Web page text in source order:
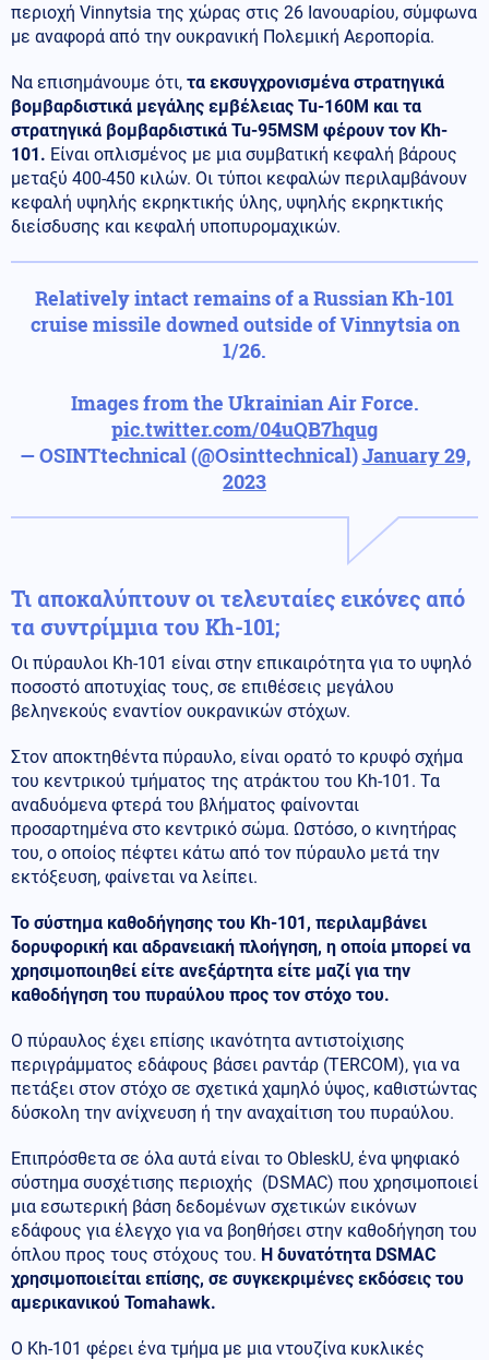
περιοχή Vinnytsia της χώρας στις 26 Ιανουαρίου, σύμφωνα
με αναφορά από την ουκρανική Πολεμική Αεροπορία.
Να επισημάνουμε ότι, τα εκσυγχρονισμένα στρατηγικά
βομβαρδιστικά μεγάλης εμβέλειας Tu-160M ​​και τα
στρατηγικά βομβαρδιστικά Tu-95MSM φέρουν τον Kh-
101. Είναι οπλισμένος με μια συμβατική κεφαλή βάρους
μεταξύ 400-450 κιλών. Οι τύποι κεφαλών περιλαμβάνουν
κεφαλή υψηλής εκρηκτικής ύλης, υψηλής εκρηκτικής
διείσδυσης και κεφαλή υποπυρομαχικών.
Relatively intact remains of a Russian Kh-101
cruise missile downed outside of Vinnytsia on
1/26.
Images from the Ukrainian Air Force.
pic.twitter.com/04uQB7hqug
— OSINTtechnical (@Osinttechnical)January 29,
2023
Τι αποκαλύπτουν οι τελευταίες εικόνες από
τα συντρίμμια του Kh-101;
Οι πύραυλοι Kh-101 είναι στην επικαιρότητα για το υψηλό
ποσοστό αποτυχίας τους, σε επιθέσεις μεγάλου
βεληνεκούς εναντίον ουκρανικών στόχων.
Στον αποκτηθέντα πύραυλο, είναι ορατό το κρυφό σχήμα
του κεντρικού τμήματος της ατράκτου του Kh-101. Τα
αναδυόμενα φτερά του βλήματος φαίνονται
προσαρτημένα στο κεντρικό σώμα. Ωστόσο, ο κινητήρας
του, ο οποίος πέφτει κάτω από τον πύραυλο μετά την
εκτόξευση, φαίνεται να λείπει.
Το σύστημα καθοδήγησης του Kh-101, περιλαμβάνει
δορυφορική και αδρανειακή πλοήγηση, η οποία μπορεί να
χρησιμοποιηθεί είτε ανεξάρτητα είτε μαζί για την
καθοδήγηση του πυραύλου προς τον στόχο του.
Ο πύραυλος έχει επίσης ικανότητα αντιστοίχισης
περιγράμματος εδάφους βάσει ραντάρ (TERCOM), για να
πετάξει στον στόχο σε σχετικά χαμηλό ύψος, καθιστώντας
δύσκολη την ανίχνευση ή την αναχαίτιση του πυραύλου.
Επιπρόσθετα σε όλα αυτά είναι το ObleskU, ένα ψηφιακό
σύστημα συσχέτισης περιοχής (DSMAC) που χρησιμοποιεί
μια εσωτερική βάση δεδομένων σχετικών εικόνων
εδάφους για έλεγχο για να βοηθήσει στην καθοδήγηση του
όπλου προς τους στόχους του. Η δυνατότητα DSMAC
χρησιμοποιείται επίσης, σε συγκεκριμένες εκδόσεις του
αμερικανικού Tomahawk.
Ο Kh-101 φέρει ένα τμήμα με μια ντουζίνα κυκλικές